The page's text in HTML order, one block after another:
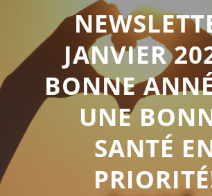
JANVIER
BONNE
UNE
SANTÉ